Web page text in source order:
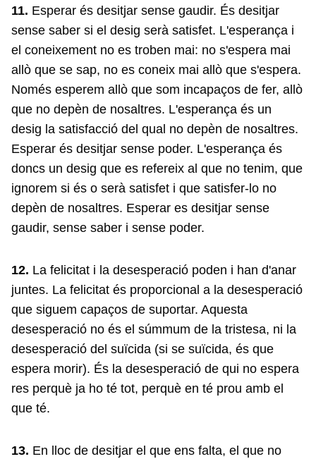
11. Esperar és desitjar sense gaudir. És desitjar
sense saber si el desig serà satisfet. L'esperança i
el coneixement no es troben mai: no s'espera mai
allò que se sap, no es coneix mai allò que s'espera.
Només esperem allò que som incapaços de fer, allò
que no depèn de nosaltres. L'esperança és un
desig la satisfacció del qual no depèn de nosaltres.
Esperar és desitjar sense poder. L'esperança és
doncs un desig que es refereix al que no tenim, que
ignorem si és o serà satisfet i que satisfer-lo no
depèn de nosaltres. Esperar es desitjar sense
gaudir, sense saber i sense poder.
12. La felicitat i la desesperació poden i han d'anar
juntes. La felicitat és proporcional a la desesperació
que siguem capaços de suportar. Aquesta
desesperació no és el súmmum de la tristesa, ni la
desesperació del suïcida (si se suïcida, és que
espera morir). És la desesperació de qui no espera
res perquè ja ho té tot, perquè en té prou amb el
que té.
13. En lloc de desitjar el que ens falta, el que no